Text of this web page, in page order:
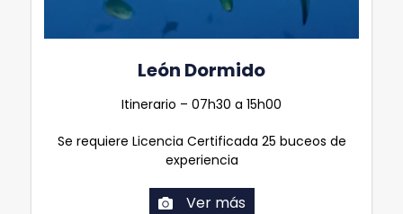
León Dormido
Itinerario – 07h30 a 15h00
Se requiere Licencia Certificada 25 buceos de
experiencia
Ver más